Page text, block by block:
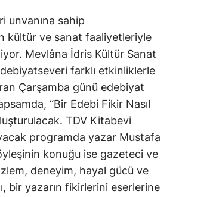
unvanına sahip
kültür ve sanat faaliyetleriyle
Mevlâna İdris Kültür Sanat
farklı etkinliklerle
Çarşamba günü edebiyat
“Bir Edebi Fikir Nasıl
TDV Kitabevi
programda yazar Mustafa
konuğu ise gazeteci ve
deneyim, hayal gücü ve
bir yazarın fikirlerini eserlerine